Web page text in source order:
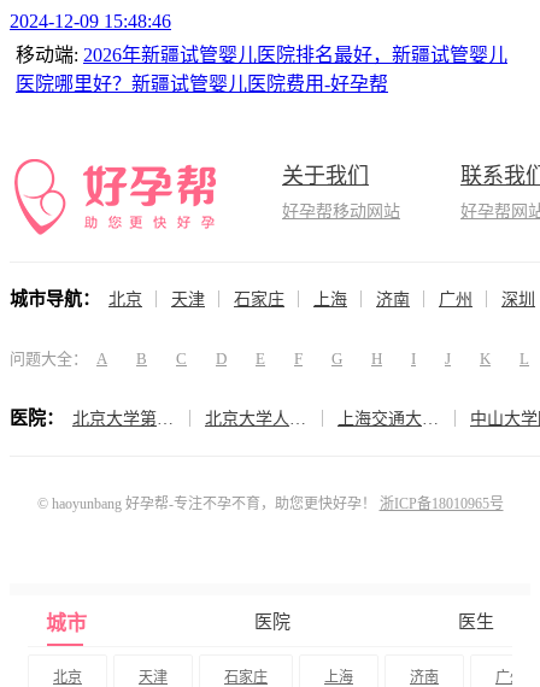
2024-12-09 15:48:46
移动端: 2026年新疆试管婴儿医院排名最好，新疆试管婴儿
医院哪里好？新疆试管婴儿医院费用-好孕帮
关于我们
好孕帮移动网站
联系我
好孕帮网
城市导航： 北京 天津 石家庄 上海 济南 广州 深圳
问题大全： A B C D E F G H I J K L
医院：
© haoyunbang 好孕帮-专注不孕不育，助您更快好孕！ 浙ICP备18010965号
城市 医院 医生
北京 天津 石家庄 上海 济南 广州